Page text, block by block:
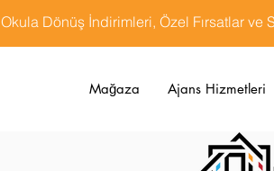
Okula Dönüş İndirimleri, Özel Fırsatlar ve
Mağaza Ajans Hizmetleri